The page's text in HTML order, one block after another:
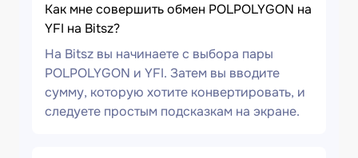
Как мне совершить обмен POLPOLYGON на
YFI на Bitsz?
На Bitsz вы начинаете с выбора пары
POLPOLYGON и YFI. Затем вы вводите
сумму, которую хотите конвертировать, и
следуете простым подсказкам на экране.